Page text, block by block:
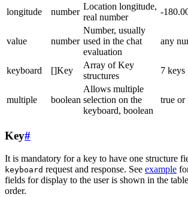
longitude
number
Location longitude,
real number
-
value number
Number, usually
used in the chat
evaluation
any
keyboard []Key
Array of Key
structures
7 keys
multiple boolean
Allows multiple
selection on the
keyboard, boolean
true or
Key#
It is mandatory for a key to have one structure
keyboard request and response. See example
fields for display to the user is shown in the
order.